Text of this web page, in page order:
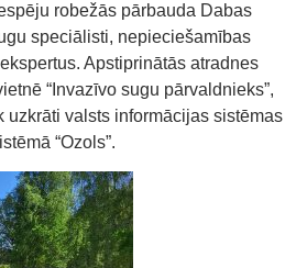
robežās pārbauda Dabas
speciālisti, nepieciešamības
Apstiprinātās atradnes
“Invazīvo sugu pārvaldnieks”,
uzkrāti valsts informācijas sistēmas
“Ozols”.